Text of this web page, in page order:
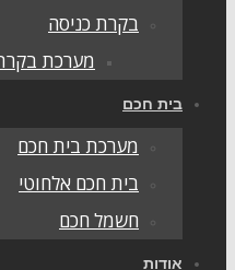
בקרת כניסה
מערכת בקרת כניסה
חכם
מערכת בית חכם
בית חכם אלחוטי
חשמל חכם